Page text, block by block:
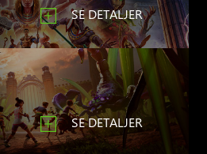
SE DETALJER
SE DETALJER